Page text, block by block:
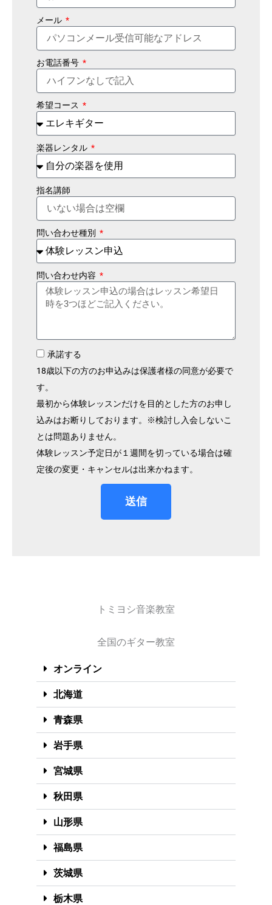
メール
お電話番号
希望コース
楽器レンタル
指名講師
問い合わせ種別
問い合わせ内容
承諾する
18歳以下の方のお申込みは保護者様の同意が必要で
す。
最初から体験レッスンだけを目的とした方のお申し
込みはお断りしております。※検討し入会しないこ
とは問題ありません。
体験レッスン予定日が１週間を切っている場合は確
定後の変更・キャンセルは出来かねます。
送信
トミヨシ音楽教室
全国のギター教室
オンライン
北海道
青森県
岩手県
宮城県
秋田県
山形県
福島県
茨城県
栃木県